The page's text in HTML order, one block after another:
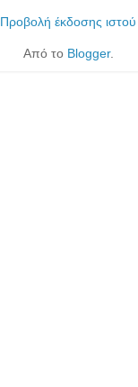
Προβολή έκδοσης ιστού
Από το Blogger.